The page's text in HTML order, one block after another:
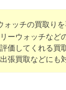
ォッチの買取り
ーウォッチなど
価してくれる
張買取などにも